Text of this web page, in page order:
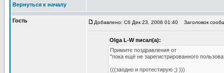
Вернуться к началу
Гость Добавлено: Сб Дек 23, 2006 01:40 Заголовок
Olga L-W писал(а):
Примите поздравления от
"пока ещё не зарегистрированного
(((заодно и протестирую ;) )))